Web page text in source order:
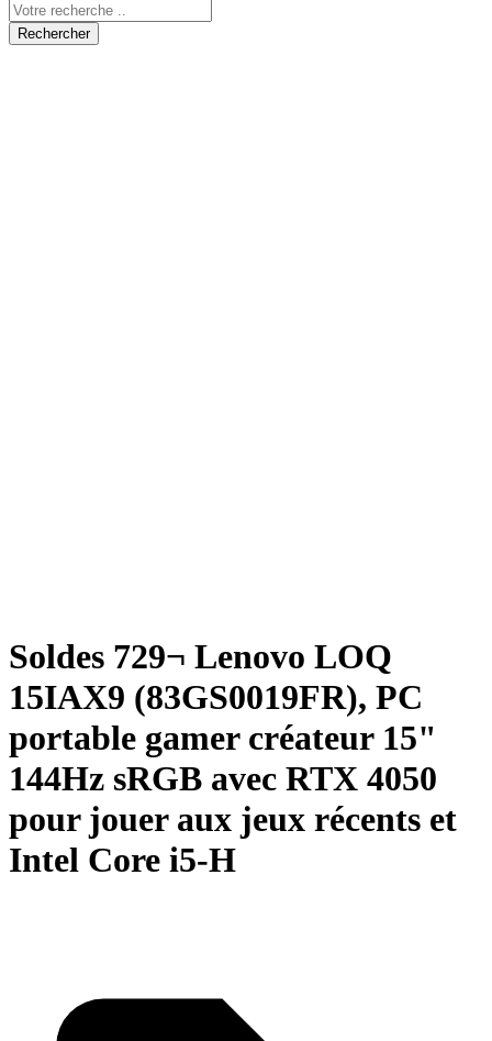
Rechercher
Soldes 729¬ Lenovo LOQ
15IAX9 (83GS0019FR), PC
portable gamer créateur 15"
144Hz sRGB avec RTX 4050
pour jouer aux jeux récents et
Intel Core i5-H